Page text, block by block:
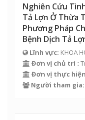
Nghiên Cứu
Tả Lợn Ở Thừa
Phương Pháp
Bệnh Dịch Tả
Lĩnh vực: KHOA
Đơn vị chủ trì :
Đơn vị thực
Người tham gia: